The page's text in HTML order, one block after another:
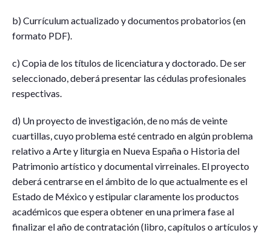
b) Currículum actualizado y documentos probatorios (en
formato PDF).
c) Copia de los títulos de licenciatura y doctorado. De ser
seleccionado, deberá presentar las cédulas profesionales
respectivas.
d) Un proyecto de investigación, de no más de veinte
cuartillas, cuyo problema esté centrado en algún problema
relativo a Arte y liturgia en Nueva España o Historia del
Patrimonio artístico y documental virreinales. El proyecto
deberá centrarse en el ámbito de lo que actualmente es el
Estado de México y estipular claramente los productos
académicos que espera obtener en una primera fase al
finalizar el año de contratación (libro, capítulos o artículos y